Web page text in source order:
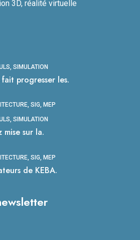
3D, réalité virtuelle
SIMULATION
fait progresser les.
SIG, MEP
SIMULATION
mise sur la.
SIG, MEP
de KEBA.